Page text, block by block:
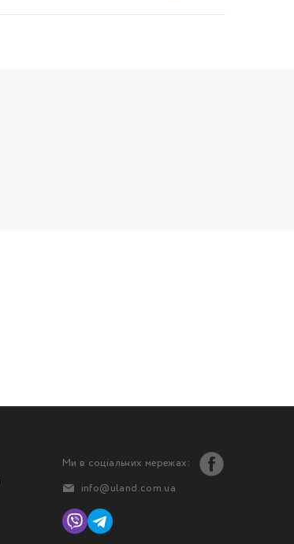
Ми в соціальних мережах:
info@uland.com.ua